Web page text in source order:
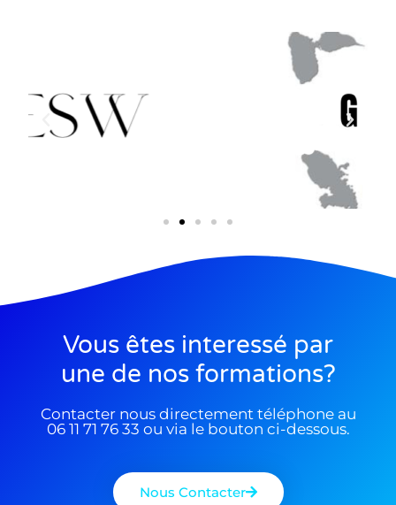
Vous êtes interessé par
une de nos formations?
Contacter nous directement téléphone au
06 11 71 76 33 ou via le bouton ci-dessous.
Nous Contacter